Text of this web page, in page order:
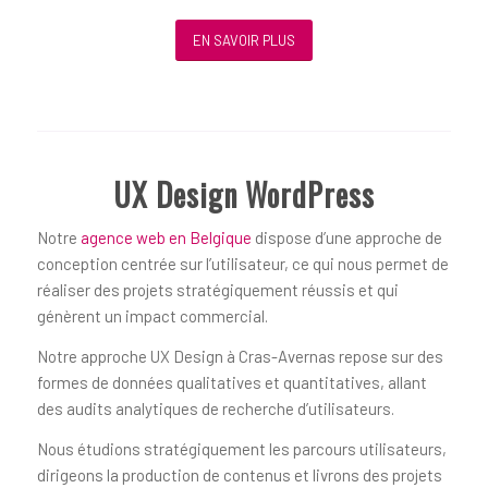
EN SAVOIR PLUS
UX Design WordPress
Notre agence web en Belgique dispose d’une approche de
conception centrée sur l’utilisateur, ce qui nous permet de
réaliser des projets stratégiquement réussis et qui
génèrent un impact commercial.
Notre approche UX Design à Cras-Avernas repose sur des
formes de données qualitatives et quantitatives, allant
des audits analytiques de recherche d’utilisateurs.
Nous étudions stratégiquement les parcours utilisateurs,
dirigeons la production de contenus et livrons des projets